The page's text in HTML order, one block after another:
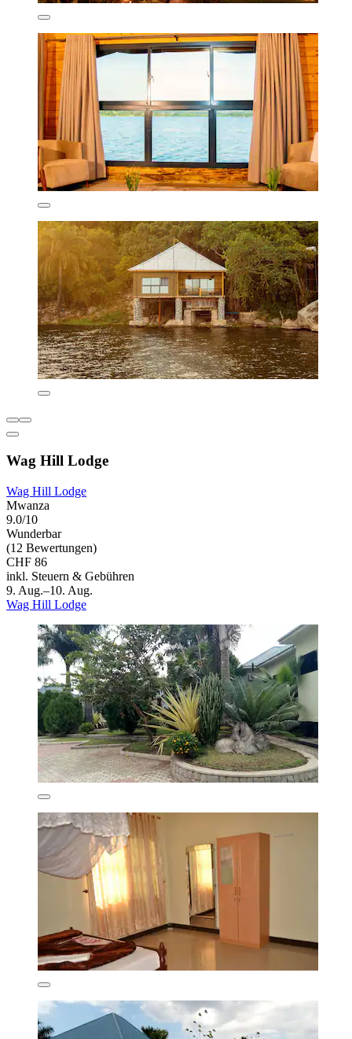
Wag Hill Lodge
Wag Hill Lodge
Mwanza
9.0/10
Wunderbar
(12 Bewertungen)
CHF 86
inkl. Steuern & Gebühren
9. Aug.–10. Aug.
Wag Hill Lodge